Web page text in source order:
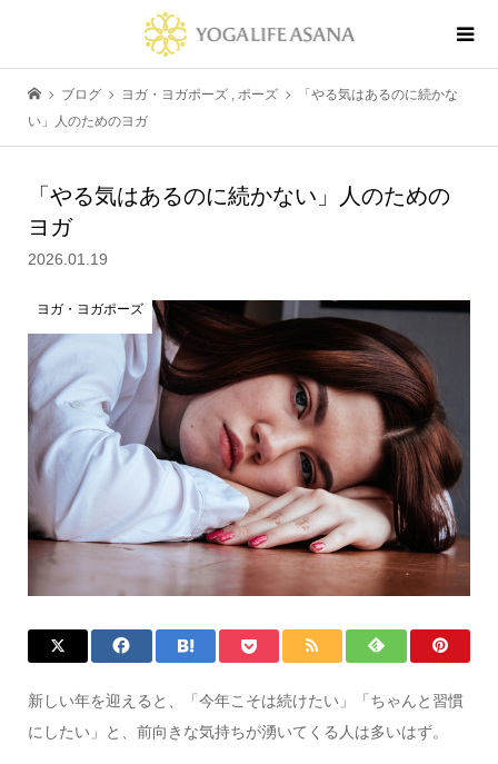
ブログ ヨガ・ヨガポーズ , ポーズ
「やる気はあるのに続かな
い」人のためのヨガ
「やる気はあるのに続かない」人のための
ヨガ
2026.01.19
ヨガ・ヨガポーズ
新しい年を迎えると、「今年こそは続けたい」「ちゃんと習慣
にしたい」と、前向きな気持ちが湧いてくる人は多いはず。